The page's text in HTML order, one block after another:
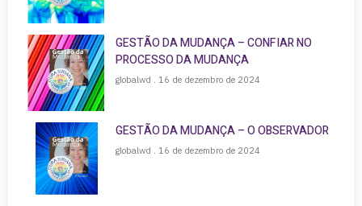
GESTÃO DA MUDANÇA – CONFIAR NO
PROCESSO DA MUDANÇA
globalwd 16 de dezembro de 2024
GESTÃO DA MUDANÇA – O OBSERVADOR
globalwd 16 de dezembro de 2024